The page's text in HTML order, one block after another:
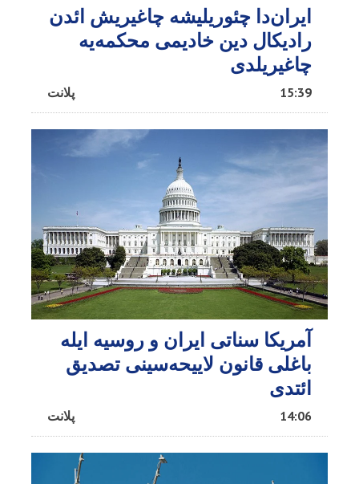
ایران‌دا چئوریلیشه چاغیریش ائد‌ن
رادیکال دین خادیمی محکمه‌یه
چاغیریلدی
پلانت 15:39
آمریکا سناتی ایران و روسیه ایله
باغلی قانون لاییحه‌سینی تصدیق
ائتدی
پلانت 14:06